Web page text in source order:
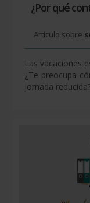
¿Por qué
Artículo sobre
Las vacaciones
¿Te preocupa
jornada